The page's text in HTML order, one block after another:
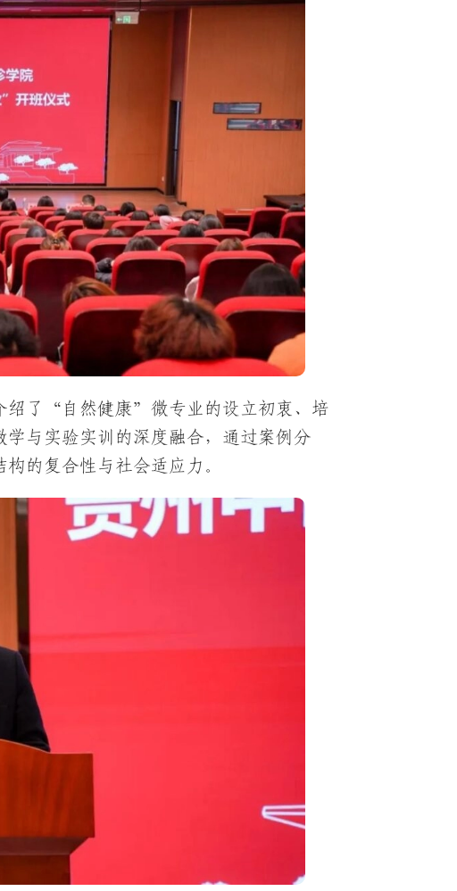
绍了“自然健康”微专业的设立初衷、培
与实验实训的深度融合，通过案例分
的复合性与社会适应力。